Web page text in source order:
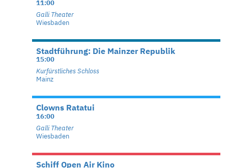
11:00
Galli Theater
Wiesbaden
Stadtführung: Die Mainzer Republik
15:00
Kurfürstliches Schloss
Mainz
Clowns Ratatui
16:00
Galli Theater
Wiesbaden
Schiff Open Air Kino